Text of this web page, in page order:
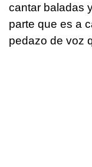
cantar baladas
parte que es a
pedazo de voz